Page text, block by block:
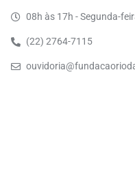
08h às 17h - Segunda-
(22) 2764-7115